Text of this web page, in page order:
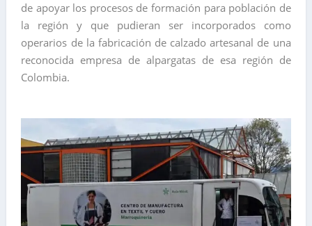
de apoyar los procesos de formación para población de
la región y que pudieran ser incorporados como
operarios de la fabricación de calzado artesanal de una
reconocida empresa de alpargatas de esa región de
Colombia.